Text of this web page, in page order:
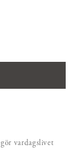
vardagslivet